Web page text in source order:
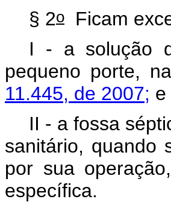
§ 2o Ficam
I - a solução
pequeno porte,
11.445, de 2007; e
II - a fossa
sanitário, quando
por sua
específica.